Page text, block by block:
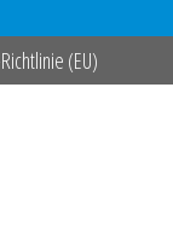
(EU)